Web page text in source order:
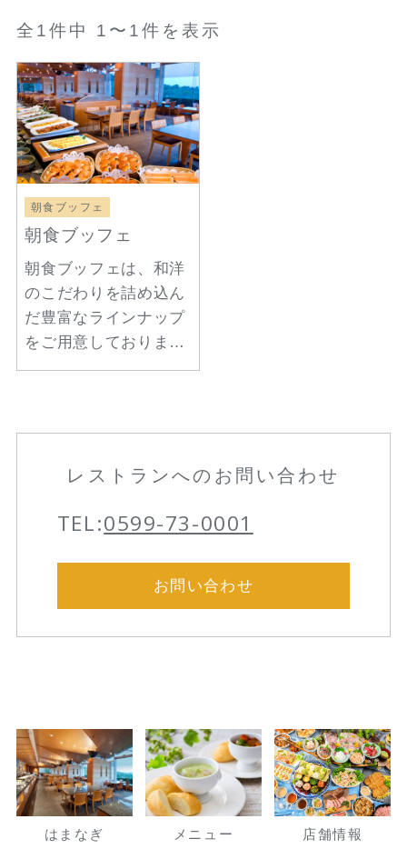
全1件中 1〜1件を表示
朝食ブッフェ
朝食ブッフェ
朝食ブッフェは、和洋
のこだわりを詰め込ん
だ豊富なラインナップ
をご用意しておりま
す。
まで。
美しいリゾートの景色
とともに、五感で楽し
む贅沢な朝のひととき
をお愉しみください。
レストランへのお問い合わせ
TEL:0599-73-0001
お問い合わせ
はまなぎ メニュー 店舗情報